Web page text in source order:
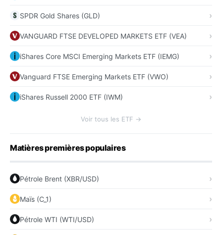
SPDR Gold Shares (GLD)
VANGUARD FTSE DEVELOPED MARKETS ETF (VEA)
iShares Core MSCI Emerging Markets ETF (IEMG)
Vanguard FTSE Emerging Markets ETF (VWO)
iShares Russell 2000 ETF (IWM)
Voir tous les ETF →
Matières premières populaires
Pétrole Brent (XBR/USD)
Maïs (C_1)
Pétrole WTI (WTI/USD)